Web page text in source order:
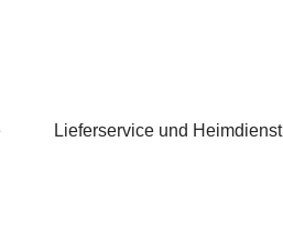
Lieferservice und Heimdienst